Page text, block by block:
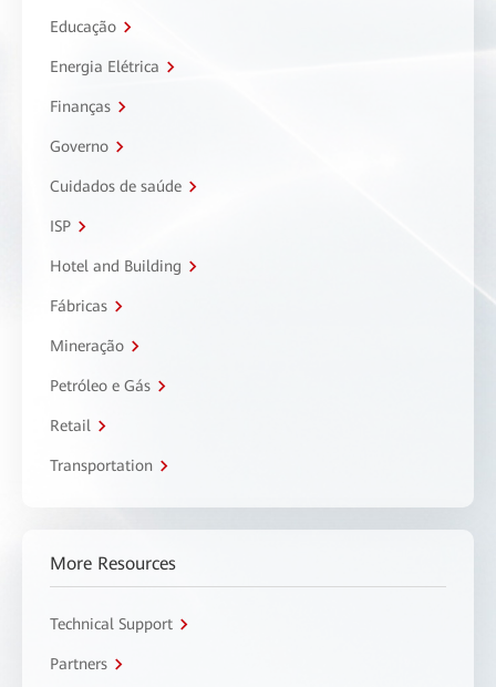
Educação
Energia Elétrica
Finanças
Governo
Cuidados de saúde
ISP
Hotel and Building
Fábricas
Mineração
Petróleo e Gás
Retail
Transportation
More Resources
Technical Support
Partners